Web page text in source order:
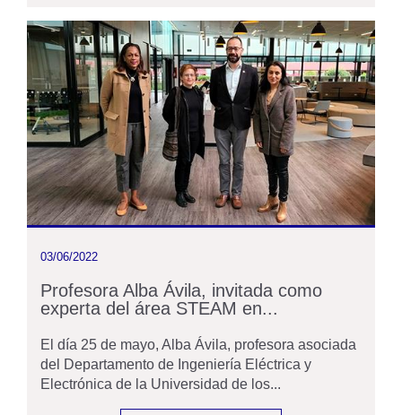
03/06/2022
Profesora Alba Ávila, invitada como
experta del área STEAM en...
El día 25 de mayo, Alba Ávila, profesora asociada
del Departamento de Ingeniería Eléctrica y
Electrónica de la Universidad de los...